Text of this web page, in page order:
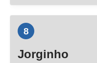
8
Jorginho